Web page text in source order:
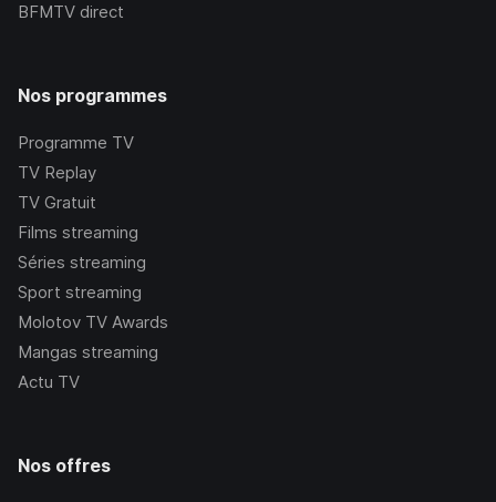
BFMTV direct
Nos programmes
Programme TV
TV Replay
TV Gratuit
Films streaming
Séries streaming
Sport streaming
Molotov TV Awards
Mangas streaming
Actu TV
Nos offres